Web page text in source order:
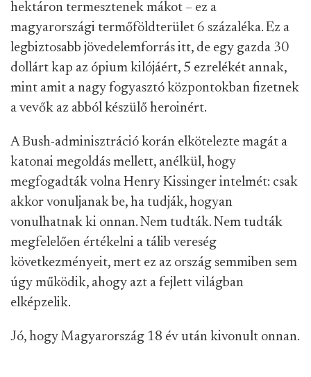
hektáron termesztenek mákot – ez a
magyarországi termőföldterület 6 százaléka. Ez a
legbiztosabb jövedelemforrás itt, de egy gazda 30
dollárt kap az ópium kilójáért, 5 ezrelékét annak,
mint amit a nagy fogyasztó központokban fizetnek
a vevők az abból készülő heroinért.
A Bush-adminisztráció korán elkötelezte magát a
katonai megoldás mellett, anélkül, hogy
megfogadták volna Henry Kissinger intelmét: csak
akkor vonuljanak be, ha tudják, hogyan
vonulhatnak ki onnan. Nem tudták. Nem tudták
megfelelően értékelni a tálib vereség
következményeit, mert ez az ország semmiben sem
úgy működik, ahogy azt a fejlett világban
elképzelik.
Jó, hogy Magyarország 18 év után kivonult onnan.